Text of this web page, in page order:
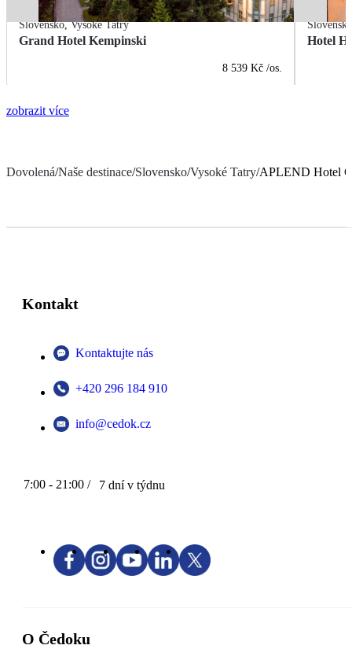
Slovensko,Vysoké Tatry
Grand Hotel Kempinski
8 539 Kč /os.
Hotel
zobrazit více
Dovolená/Naše destinace/Slovensko/Vysoké Tatry/APLEND Hotel
Kontakt
Kontaktujte nás
+420 296 184 910
info@cedok.cz
7:00 - 21:00 / 7 dní v týdnu
O Čedoku